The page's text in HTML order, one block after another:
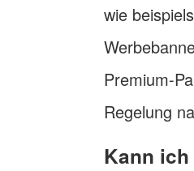
wie
Premium-
Regelung
Kann